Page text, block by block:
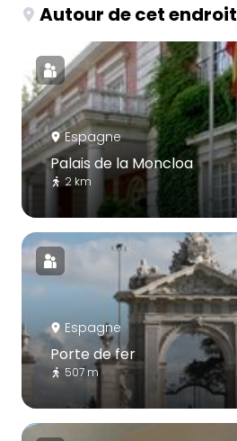
Autour de cet endroit
Espagne
Palais de la Moncloa
2 km
Espagne
Porte de fer
507 m